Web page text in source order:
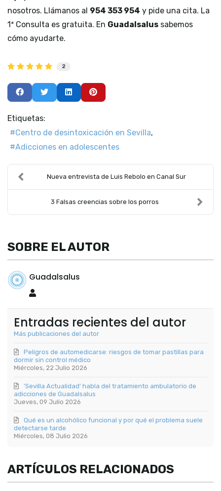
nosotros. Llámanos al 954 353 954 y pide una cita. La
1ª Consulta es gratuita. En Guadalsalus sabemos
cómo ayudarte.
2
Etiquetas:
Centro de desintoxicación en Sevilla
Adicciones en adolescentes
Nueva entrevista de Luis Rebolo en Canal Sur
3 Falsas creencias sobre los porros
SOBRE EL AUTOR
Guadalsalus
Guadalsalus
Entradas recientes del autor
Más publicaciones del autor
Miércoles, 22 Julio 2026
Peligros de automedicarse: riesgos de tomar pastillas para
dormir sin control médico
Jueves, 09 Julio 2026
'Sevilla Actualidad' habla del tratamiento ambulatorio de
adicciones de Guadalsalus
Miércoles, 08 Julio 2026
Qué es un alcohólico funcional y por qué el problema suele
detectarse tarde
ARTÍCULOS RELACIONADOS